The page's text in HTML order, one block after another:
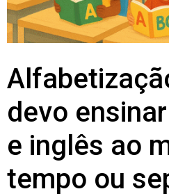
devo
e inglês ao
tempo ou